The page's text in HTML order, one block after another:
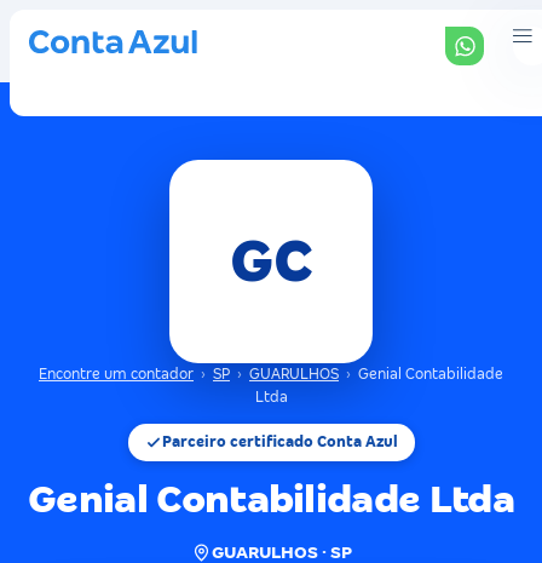
GC
Encontre um contador › SP › GUARULHOS › Genial Contabilidade
Ltda
Parceiro certificado Conta Azul
Genial Contabilidade Ltda
GUARULHOS · SP